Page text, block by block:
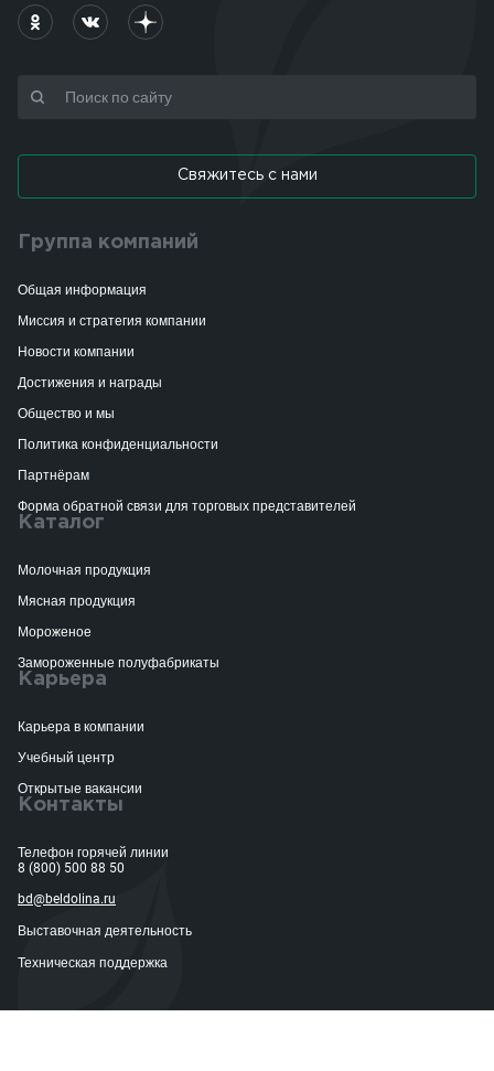
Свяжитесь с нами
Группа компаний
Общая информация
Миссия и стратегия компании
Новости компании
Достижения и награды
Общество и мы
Политика конфиденциальности
Партнёрам
Форма обратной связи для торговых представителей
Каталог
Молочная продукция
Мясная продукция
Мороженое
Замороженные полуфабрикаты
Карьера
Карьера в компании
Учебный центр
Открытые вакансии
Контакты
Телефон горячей линии
8 (800) 500 88 50
bd@beldolina.ru
Выставочная деятельность
Техническая поддержка